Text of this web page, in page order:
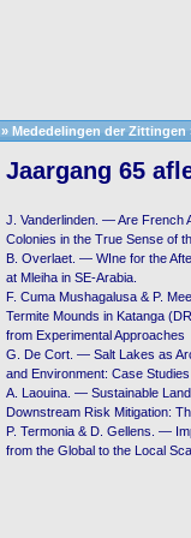
» Mededelingen der Zittingen
Jaargang 65
J. Vanderlinden. — Are French
Colonies in the True Sense of
B. Overlaet. — WIne for the
at Mleiha in SE-Arabia.
F. Cuma Mushagalusa & P.
Termite Mounds in Katanga
from Experimental Approaches
G. De Cort. — Salt Lakes as
and Environment: Case
A. Laouina. — Sustainable
Downstream Risk Mitigation:
P. Termonia & D. Gellens. —
from the Global to the Local